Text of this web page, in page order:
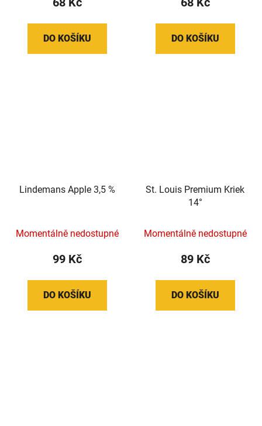
DO KOŠÍKU DO KOŠÍKU
Lindemans Apple 3,5 %
Momentálně nedostupné
99 Kč
DO KOŠÍKU
St. Louis Premium Kriek
14°
Momentálně nedostupné
89 Kč
DO KOŠÍKU